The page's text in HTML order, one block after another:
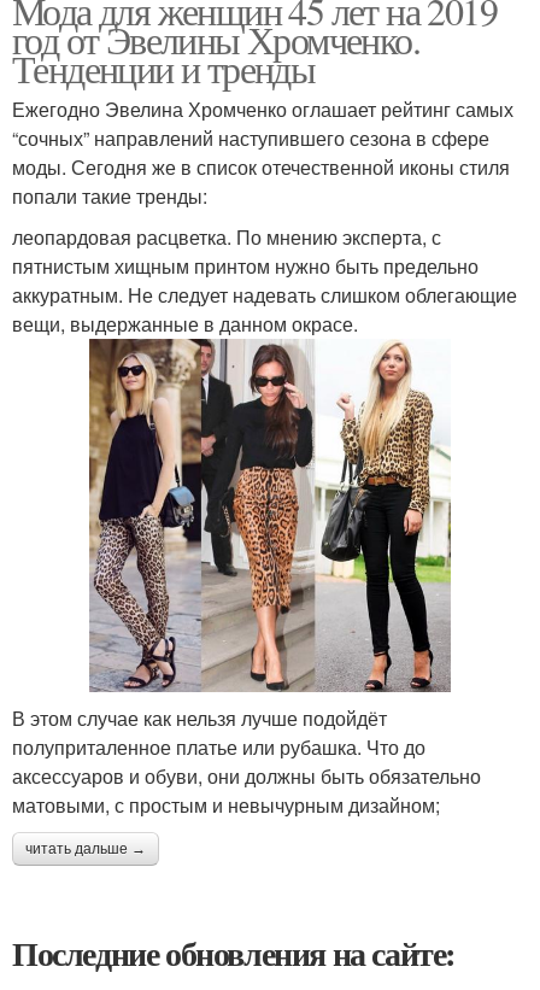
год от Эвелины Хромченко.
Тенденции и тренды
Ежегодно Эвелина Хромченко оглашает рейтинг самых
“сочных” направлений наступившего сезона в сфере
моды. Сегодня же в список отечественной иконы стиля
попали такие тренды:
леопардовая расцветка. По мнению эксперта, с
пятнистым хищным принтом нужно быть предельно
аккуратным. Не следует надевать слишком облегающие
вещи, выдержанные в данном окрасе.
В этом случае как нельзя лучше подойдёт
полуприталенное платье или рубашка. Что до
аксессуаров и обуви, они должны быть обязательно
матовыми, с простым и невычурным дизайном;
читать дальше →
Последние обновления на сайте: